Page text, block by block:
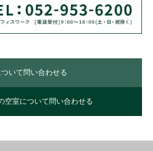
ついて問い合わせる
空室について問い合わせる